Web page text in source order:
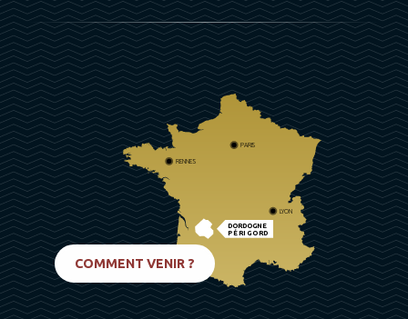
DORDOGNE
PÉRIGORD
PARIS
RENNES
LYON
COMMENT VENIR ?